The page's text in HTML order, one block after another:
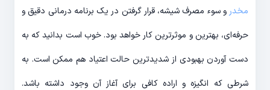
مخدر و سوء مصرف شیشه، قرار گرفتن در یک برنامه درمانی دقیق و
حرفه‌ای، بهترین و موثرترین کار خواهد بود. خوب است بدانید که به
دست آوردن بهبودی از شدیدترین حالت اعتیاد هم ممکن است. به
شرطی که انگیزه و اراده کافی برای آغاز آن وجود داشته باشد.